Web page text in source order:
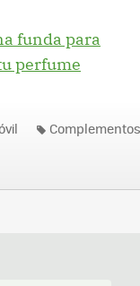
funda para
perfume